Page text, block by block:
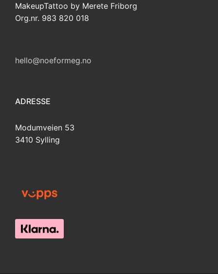
MakeupTattoo by Merete Friborg
Org.nr. 983 820 018
hello@noeformeg.no
ADRESSE
Modumveien 53
3410 Sylling